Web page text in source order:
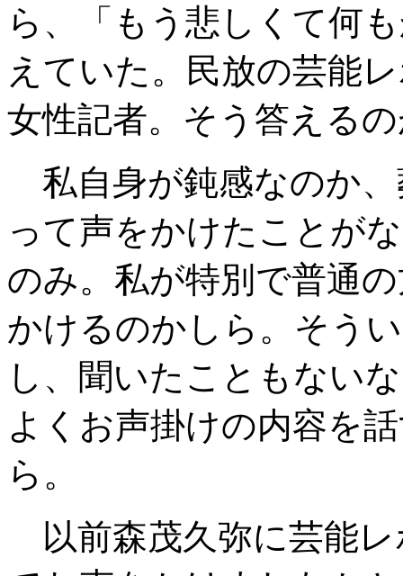
ら、「もう悲しくて何
えていた。民放の芸能
女性記者。そう答える
私自身が鈍感なのか
って声をかけたことが
のみ。私が特別で普通
かけるのかしら。そう
し、聞いたこともない
よくお声掛けの内容を
ら。
以前森茂久弥に芸能レ